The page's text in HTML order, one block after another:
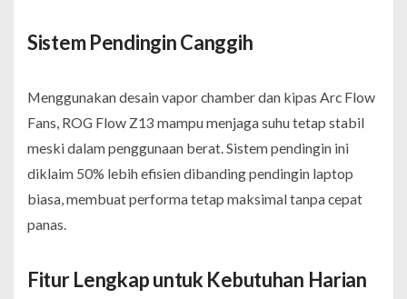
Sistem Pendingin Canggih
Menggunakan desain vapor chamber dan kipas Arc Flow
Fans, ROG Flow Z13 mampu menjaga suhu tetap stabil
meski dalam penggunaan berat. Sistem pendingin ini
diklaim 50% lebih efisien dibanding pendingin laptop
biasa, membuat performa tetap maksimal tanpa cepat
panas.
Fitur Lengkap untuk Kebutuhan Harian